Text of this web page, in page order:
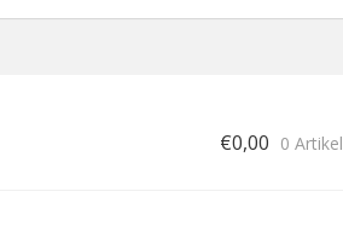
€0,00 0 Artikel